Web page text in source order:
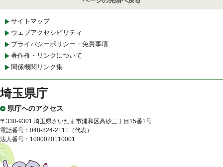
サイトマップ
ウェブアクセシビリティ
プライバシーポリシー・免責事項
著作権・リンクについて
関係機関リンク集
埼玉県庁
県庁へのアクセス
〒330-9301 埼玉県さいたま市浦和区高砂三丁目15番1号
電話番号：048-824-2111（代表）
法人番号：1000020110001